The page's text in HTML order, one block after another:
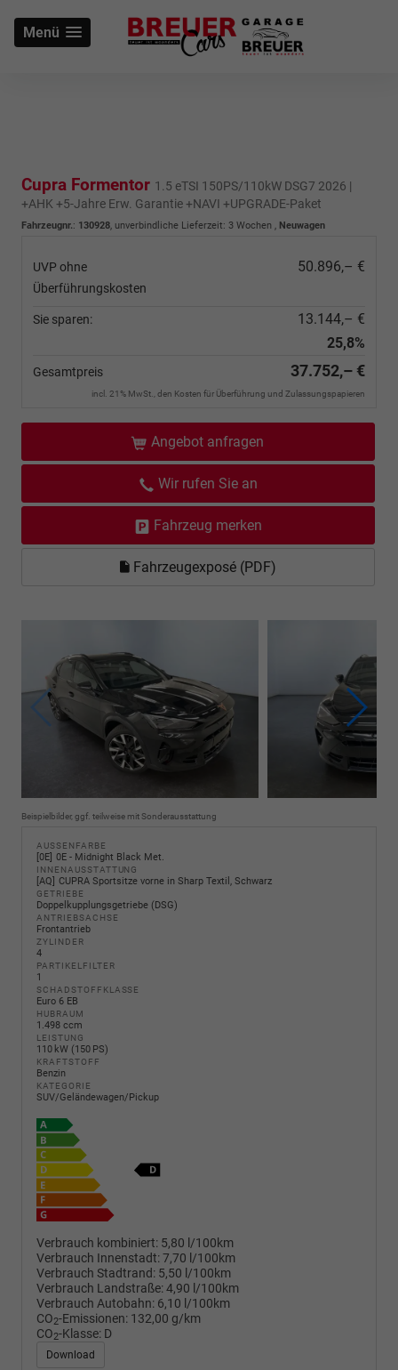
Menü
Cupra Formentor 1.5 eTSI 150PS/110kW DSG7 2026 |
+AHK +5-Jahre Erw. Garantie +NAVI +UPGRADE-Paket
Fahrzeugnr.: 130928, unverbindliche Lieferzeit: 3 Wochen , Neuwagen
UVP ohne
Überführungskosten
50.896,– €
Sie sparen:
13.144,– €
25,8%
Gesamtpreis 37.752,– €
incl. 21% MwSt., den Kosten für Überführung und Zulassungspapieren
Angebot anfragen
Wir rufen Sie an
Fahrzeug merken
Fahrzeugexposé (PDF)
Beispielbilder, ggf. teilweise mit Sonderausstattung
AUSSENFARBE
0E 0E - Midnight Black Met.
INNENAUSSTATTUNG
AQ CUPRA Sportsitze vorne in Sharp Textil, Schwarz
GETRIEBE
Doppelkupplungsgetriebe (DSG)
ANTRIEBSACHSE
Frontantrieb
ZYLINDER
4
PARTIKELFILTER
1
SCHADSTOFFKLASSE
Euro 6 EB
HUBRAUM
1.498 ccm
LEISTUNG
110 kW (150 PS)
KRAFTSTOFF
Benzin
KATEGORIE
SUV/Geländewagen/Pickup
Verbrauch kombiniert: 5,80 l/100km
Verbrauch Innenstadt:7,70 l/100km
Verbrauch Stadtrand: 5,50 l/100km
Verbrauch Landstraße:4,90 l/100km
Verbrauch Autobahn: 6,10 l/100km
CO2-Emissionen: 132,00 g/km
CO2-Klasse: D
Download